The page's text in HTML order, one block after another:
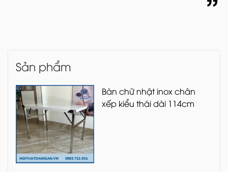
Sản phẩm
Bàn chữ nhật inox chân
xếp kiểu thái dài 114cm